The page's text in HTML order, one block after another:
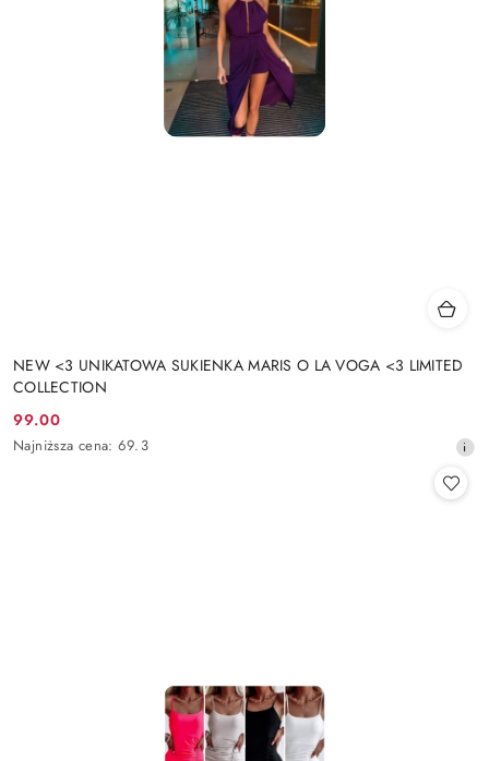
NEW <3 UNIKATOWA SUKIENKA MARIS O LA VOGA <3 LIMITED
COLLECTION
Cena
promocyjna:
99.00
Najniższa
Najniższa cena: 69.3